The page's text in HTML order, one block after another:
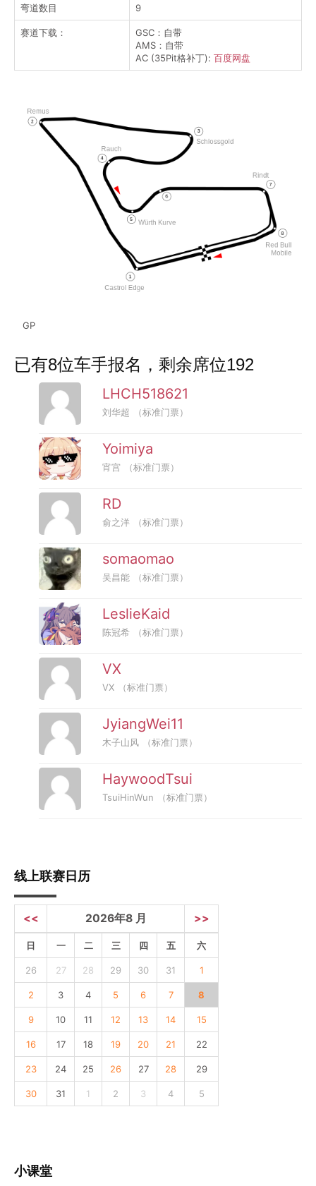
弯道数目 9
赛道下载：
GSC：自带
AMS：自带
AC (35Pit格补丁): 百度网盘
GP
已有8位车手报名，剩余席位192
LHCH518621
刘华超 （标准门票）
Yoimiya
宵宫 （标准门票）
RD
俞之洋 （标准门票）
somaomao
吴昌能 （标准门票）
LeslieKaid
陈冠希 （标准门票）
VX
VX （标准门票）
JyiangWei11
木子山风 （标准门票）
HaywoodTsui
TsuiHinWun （标准门票）
线上联赛日历
<< 2026年8 月 >>
日 一 二 三 四 五 六
26 27 28 29 30 31 1
2 3 4 5 6 7 8
9 10 11 12 13 14 15
16 17 18 19 20 21 22
23 24 25 26 27 28 29
30 31 1 2 3 4 5
小课堂